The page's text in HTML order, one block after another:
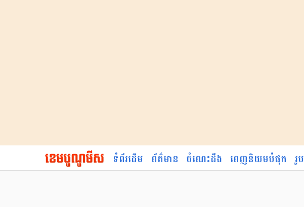
ទំព័រដើម ព័ត៌មាន ចំណេះដឹង ពេញនិយមបំផុត រូ